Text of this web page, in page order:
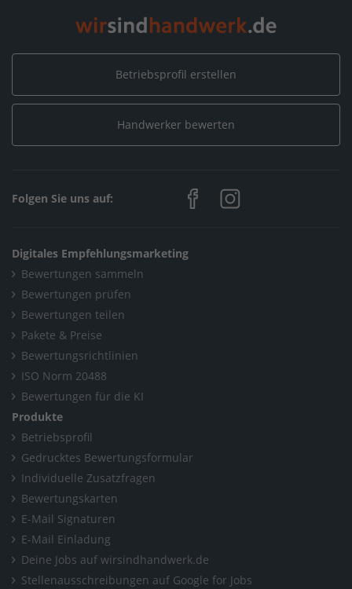
Das neue Dusch WC von TOTO: WASHLET RW | Die Prime
Elektro, Informationstechnik, Telekommunikation
Bäderfachgeschäft Ludwig GmbH / Alle Galerien /
Das neue Dusch WC von TOTO: WASHLET RW | Die Prime
Edition für mehr Hygiene und Komfort
Bäderfachgeschäft Ludwig GmbH
/ Alle Galerien
Edition für mehr Hygiene und Komfort
Home / Sachsen / Amtsberg OT Dittersdorf
Bäderfachgeschäft Ludwig GmbH
Das neue Dusch WC von TOTO: WASHLET RW | Die Prime
Edition für mehr Hygiene und Komfort
Betriebsprofil erstellen
Handwerker bewerten
Folgen Sie uns auf:
Digitales Empfehlungsmarketing
Bewertungen sammeln
Bewertungen prüfen
Bewertungen teilen
Pakete & Preise
Bewertungsrichtlinien
ISO Norm 20488
Bewertungen für die KI
Produkte
Betriebsprofil
Gedrucktes Bewertungsformular
Individuelle Zusatzfragen
Bewertungskarten
E-Mail Signaturen
E-Mail Einladung
Deine Jobs auf wirsindhandwerk.de
Stellenausschreibungen auf Google for Jobs